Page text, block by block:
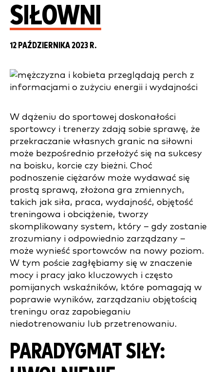
SIŁOWNI
12 PAŹDZIERNIKA 2023 R.
W dążeniu do sportowej doskonałości
sportowcy i trenerzy zdają sobie sprawę, że
przekraczanie własnych granic na siłowni
może bezpośrednio przełożyć się na sukcesy
na boisku, korcie czy bieżni. Choć
podnoszenie ciężarów może wydawać się
prostą sprawą, złożona gra zmiennych,
takich jak siła, praca, wydajność, objętość
treningowa i obciążenie, tworzy
skomplikowany system, który – gdy zostanie
zrozumiany i odpowiednio zarządzany –
może wynieść sportowców na nowy poziom.
W tym poście zagłębiamy się w znaczenie
mocy i pracy jako kluczowych i często
pomijanych wskaźników, które pomagają w
poprawie wyników, zarządzaniu objętością
treningu oraz zapobieganiu
niedotrenowaniu lub przetrenowaniu.
PARADYGMAT SIŁY: